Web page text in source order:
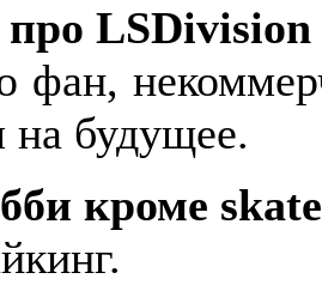
LSDivision
фан,
на будущее.
кроме